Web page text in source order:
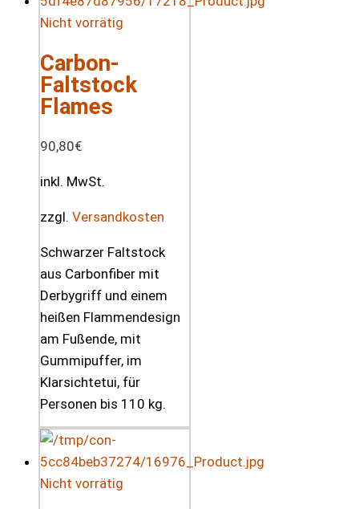
Nicht vorrätig
Carbon-
Faltstock
Flames
90,80€
inkl. MwSt.
zzgl. Versandkosten
Schwarzer Faltstock
aus Carbonfiber mit
Derbygriff und einem
heißen Flammendesign
am Fußende, mit
Gummipuffer, im
Klarsichtetui, für
Personen bis 110 kg.
Nicht vorrätig